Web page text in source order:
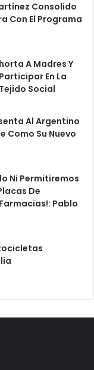
Consolido
Con El Programa
A Madres Y
En La
Social
Al Argentino
Como Su Nuevo
Ni Permitiremos
De
Pablo